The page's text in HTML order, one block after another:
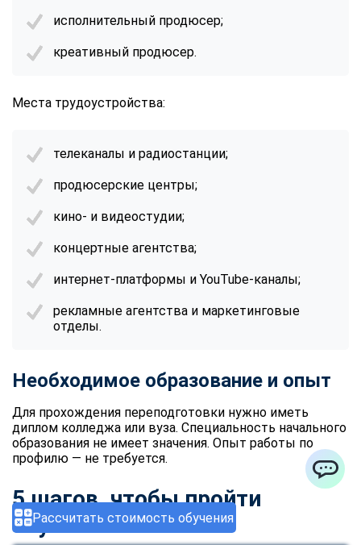
Рассчитать стоимость обучения
исполнительный продюсер;
креативный продюсер.
Места трудоустройства:
телеканалы и радиостанции;
продюсерские центры;
кино- и видеостудии;
концертные агентства;
интернет-платформы и YouTube-каналы;
рекламные агентства и маркетинговые
отделы.
Необходимое образование и опыт
Для прохождения переподготовки нужно иметь
диплом колледжа или вуза. Специальность начального
образования не имеет значения. Опыт работы по
профилю — не требуется.
5 шагов, чтобы пройти
обучение
ChatApp